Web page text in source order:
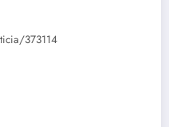
373114